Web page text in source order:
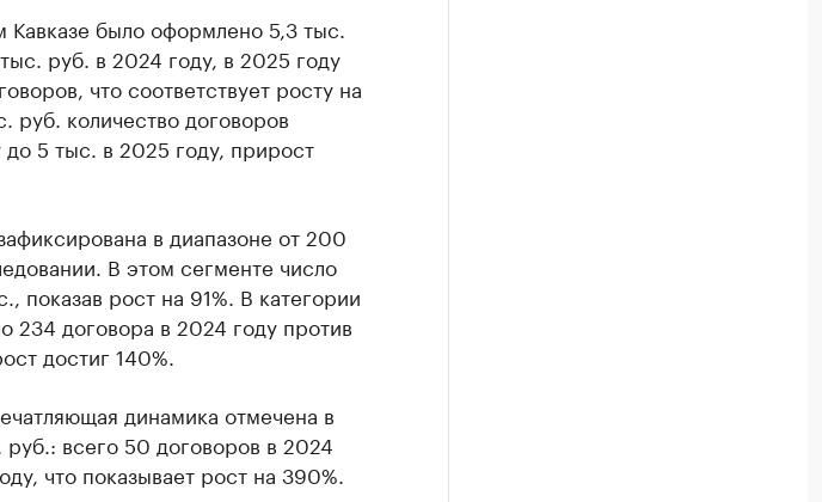
было оформлено 5,3 тыс.
руб. в 2024 году, в 2025 году
что соответствует росту на
руб. количество договоров
5 тыс. в 2025 году, прирост
в диапазоне от 200
В этом сегменте число
показав рост на 91%. В категории
договора в 2024 году против
достиг 140%.
динамика отмечена в
всего 50 договоров в 2024
что показывает рост на 390%.